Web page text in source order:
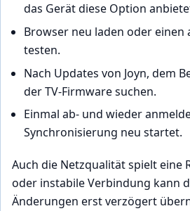
das Gerät diese Option
Browser neu laden oder einen
testen.
Nach Updates von Joyn, dem
der TV-Firmware suchen.
Einmal ab- und wieder
Synchronisierung neu startet.
Auch die Netzqualität spielt eine
oder instabile Verbindung kann
Änderungen erst verzögert